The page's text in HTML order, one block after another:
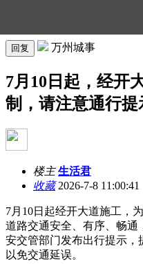
回复 万州城事
7月10日起，经开
制，请注意通行提
楼主 生活君
收藏2026-7-8 11:00:41
7月10日起经开大道施工，
道路交通安全、有序、畅
安交管部门发布出行提示，
以免交通延误。